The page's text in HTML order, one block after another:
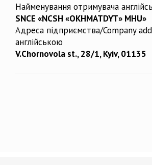
Найменування отримувача
SNCE «NCSH «OKHMATDYT» MHU»
Адреса підприємства/Company
англійською
V.Chornovola st., 28/1, Kyiv, 01135